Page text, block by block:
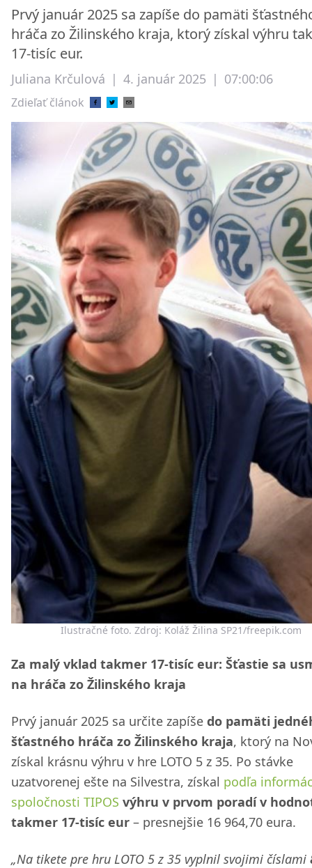
Prvý január 2025 sa zapíše do pamäti
hráča zo Žilinského kraja, ktorý získal výhru
17-tisíc eur.
Juliana Krčulová | 4. január 2025 | 07:00:06
Zdieľať článok
Ilustračné foto. Zdroj: Koláž Žilina SP21/freepik.com
Za malý vklad takmer 17-tisíc eur: Šťastie sa
na hráča zo Žilinského kraja
Prvý január 2025 sa určite zapíše do pamäti
šťastného hráča zo Žilinského kraja, ktorý na
získal krásnu výhru v hre LOTO 5 z 35. Po stávke
uzatvorenej ešte na Silvestra, získal podľa
spoločnosti TIPOS výhru v prvom poradí v
takmer 17-tisíc eur – presnejšie 16 964,70 eura.
„Na tikete pre hru LOTO 5 z 35 vyplnil svojimi číslami